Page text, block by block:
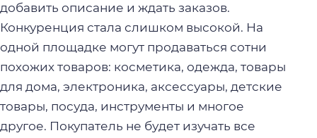
добавить описание и ждать заказов.
Конкуренция стала слишком высокой. На
одной площадке могут продаваться сотни
похожих товаров: косметика, одежда, товары
для дома, электроника, аксессуары, детские
товары, посуда, инструменты и многое
другое. Покупатель не будет изучать все